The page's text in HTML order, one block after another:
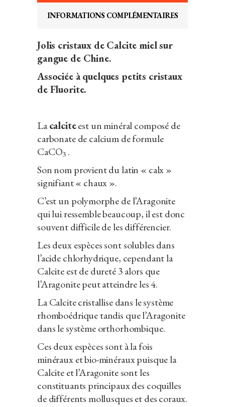
INFORMATIONS COMPLÉMENTAIRES
Jolis cristaux de Calcite miel sur
gangue de Chine.
Associée à quelques petits cristaux
de Fluorite.
Lacalciteest un minéral composé de
carbonate de calcium de formule
CaCO3 .
Son nom provient du latin « calx »
signifiant « chaux ».
C’est un polymorphe de l’Aragonite
qui lui ressemble beaucoup, il est donc
souvent difficile de les différencier.
Les deux espèces sont solubles dans
l’acide chlorhydrique, cependant la
Calcite est de dureté 3 alors que
l’Aragonite peut atteindre les 4.
La Calcite cristallise dans le système
rhomboédrique tandis que l’Aragonite
dans le système orthorhombique.
Ces deux espèces sont à la fois
minéraux et bio-minéraux puisque la
Calcite et l’Aragonite sont les
constituants principaux des coquilles
de différents mollusques et des coraux.